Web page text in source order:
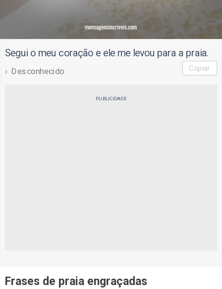
Segui o meu coração e ele me levou para a praia.
Desconhecido Copiar
PUBLICIDADE
Frases de praia engraçadas